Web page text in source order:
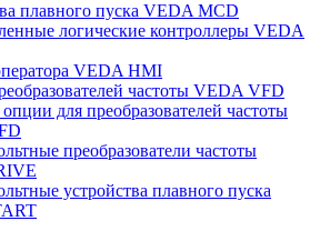
плавного пуска VEDA MCD
логические контроллеры VEDA
VEDA HMI
частоты VEDA VFD
для преобразователей частоты
преобразователи частоты
устройства плавного пуска